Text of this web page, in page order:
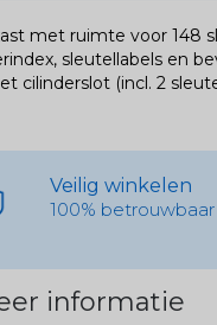
met ruimte voor 148
sleutellabels en
cilinderslot (incl. 2
Veilig winkelen
100% betrouwbaar
informatie